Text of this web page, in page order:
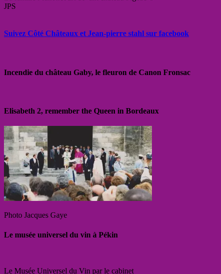
JPS
Suivez Côté Châteaux et Jean-pierre stahl sur facebook
Incendie du château Gaby, le fleuron de Canon Fronsac
Elisabeth 2, remember the Queen in Bordeaux
Photo Jacques Gaye
Le musée universel du vin à Pékin
Le Musée Universel du Vin par le cabinet